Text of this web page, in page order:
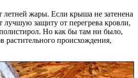
жары. Если крыша не затенена
лучшую защиту от перегрева кровли,
Но как бы там ни было,
растительного происхождения,